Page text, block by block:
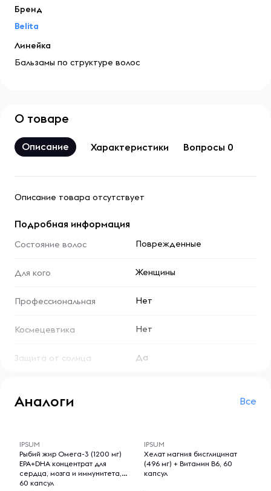
Бренд
Belita
Линейка
Бальзамы по структуре волос
О товаре
Описание Характеристики Вопросы 0
Описание товара отсутствует
Подробная информация
Состояние волос Поврежденные
Для кого Женщины
Профессиональная Нет
Космецевтика Нет
Защита от солнца Да
Аналоги Все
IPSUM
Рыбий жир Омега-3 (1200 мг)
EPA+DHA концентрат для
сердца, мозга и иммунитета,
60 капсул
IPSUM
Хелат магния бисглицинат
(496 мг) + Витамин B6, 60
капсул